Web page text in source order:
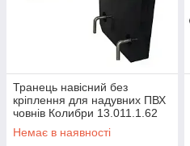
Транець навісний без
кріплення для надувних ПВХ
човнів Колибри 13.011.1.62
чорний для встановлення
човнових моторів новий
Немає в наявності